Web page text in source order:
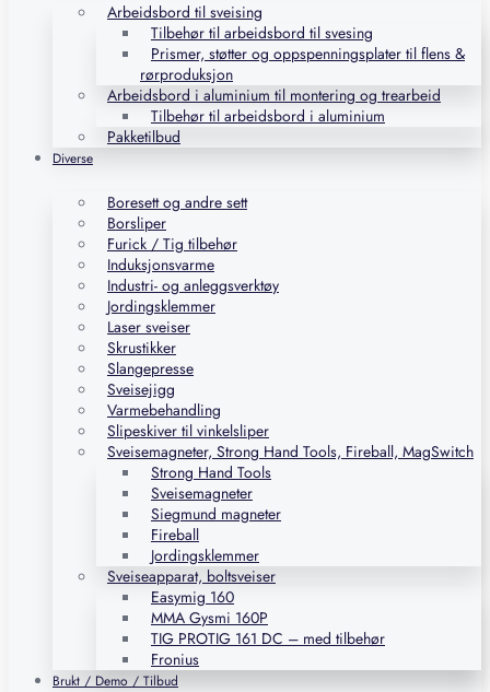
Arbeidsbord til sveising
Tilbehør til arbeidsbord til svesing
Prismer, støtter og oppspenningsplater til flens &
rørproduksjon
Arbeidsbord i aluminium til montering og trearbeid
Tilbehør til arbeidsbord i aluminium
Pakketilbud
Diverse
Boresett og andre sett
Borsliper
Furick / Tig tilbehør
Induksjonsvarme
Industri- og anleggsverktøy
Jordingsklemmer
Laser sveiser
Skrustikker
Slangepresse
Sveisejigg
Varmebehandling
Slipeskiver til vinkelsliper
Sveisemagneter, Strong Hand Tools, Fireball, MagSwitch
Strong Hand Tools
Sveisemagneter
Siegmund magneter
Fireball
Jordingsklemmer
Sveiseapparat, boltsveiser
Easymig 160
MMA Gysmi 160P
TIG PROTIG 161 DC – med tilbehør
Fronius
Brukt / Demo / Tilbud